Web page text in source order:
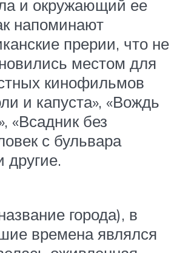
и окружающий ее
напоминают
прерии, что не
местом для
кинофильмов
и капуста», «Вождь
«Всадник без
с бульвара
другие.
города), в
времена являлся